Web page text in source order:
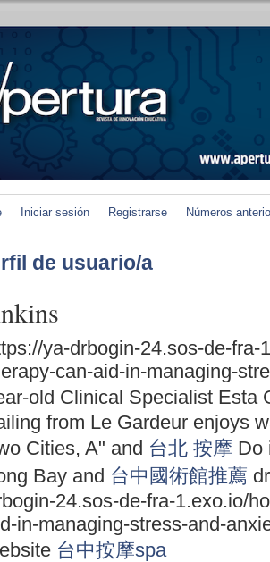
Iniciar sesión Registrarse Números
de usuario/a
ya-drbogin-24.sos-de-fra-
can-aid-in-managing-
old Clinical Specialist Esta
from Le Gardeur enjoys
Cities, A" and 台北 按摩 Do
Bay and 台中國術館推薦
24.sos-de-fra-1.exo.io/
in-managing-stress-and-
台中按摩spa